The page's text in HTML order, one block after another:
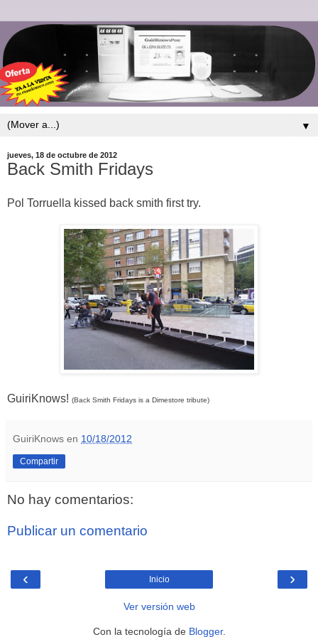
▼
jueves, 18 de octubre de 2012
Back Smith Fridays
Pol Torruella kissed back smith first try.
GuiriKnows! (Back Smith Fridays is a Dimestore tribute)
GuiriKnows en 10/18/2012
Compartir
No hay comentarios:
Publicar un comentario
‹ ›
Inicio
Ver versión web
Con la tecnología de Blogger.